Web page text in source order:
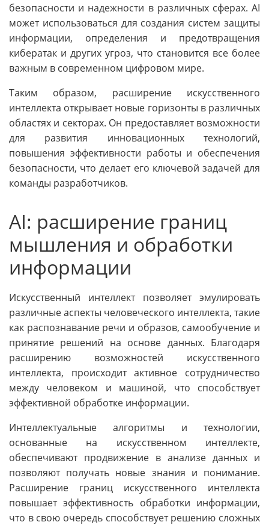
безопасности и надежности в различных сферах. AI
может использоваться для создания систем защиты
информации, определения и предотвращения
кибератак и других угроз, что становится все более
важным в современном цифровом мире.
Таким образом, расширение искусственного
интеллекта открывает новые горизонты в различных
областях и секторах. Он предоставляет возможности
для развития инновационных технологий,
повышения эффективности работы и обеспечения
безопасности, что делает его ключевой задачей для
команды разработчиков.
AI: расширение границ
мышления и обработки
информации
Искусственный интеллект позволяет эмулировать
различные аспекты человеческого интеллекта, такие
как распознавание речи и образов, самообучение и
принятие решений на основе данных. Благодаря
расширению возможностей искусственного
интеллекта, происходит активное сотрудничество
между человеком и машиной, что способствует
эффективной обработке информации.
Интеллектуальные алгоритмы и технологии,
основанные на искусственном интеллекте,
обеспечивают продвижение в анализе данных и
позволяют получать новые знания и понимание.
Расширение границ искусственного интеллекта
повышает эффективность обработки информации,
что в свою очередь способствует решению сложных